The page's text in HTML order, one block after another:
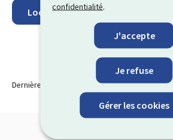
confidentialité.
J'accepte
Je refuse
Gérer les cookies
Localisez sur la carte
Dernière modification le21.10.2025